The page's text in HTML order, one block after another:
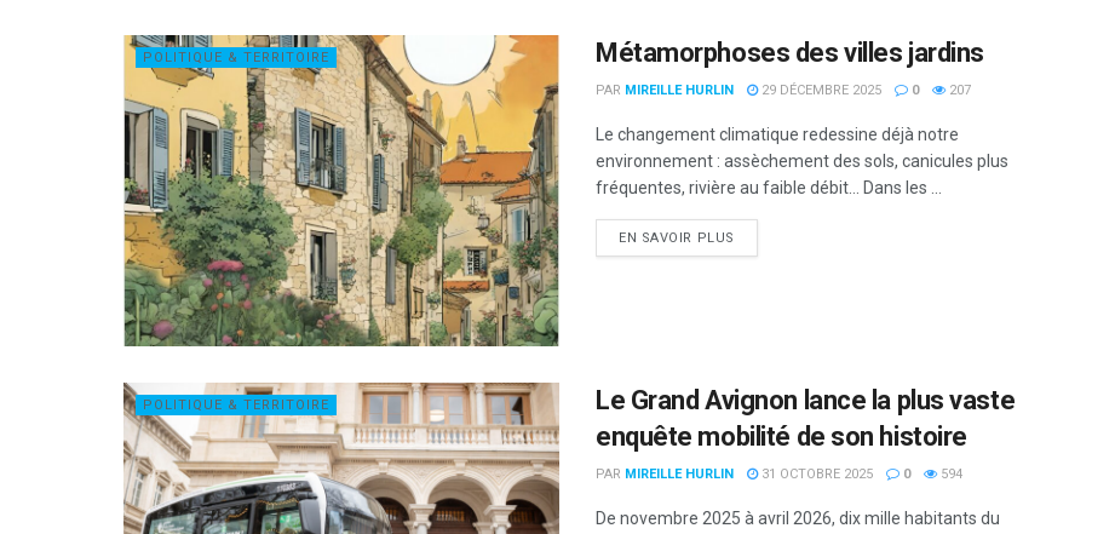
POLITIQUE & TERRITOIRE Métamorphoses des villes jardins
PAR MIREILLE HURLIN 29 DÉCEMBRE 2025 0 207
Le changement climatique redessine déjà notre
environnement : assèchement des sols, canicules plus
fréquentes, rivière au faible débit… Dans les ...
EN SAVOIR PLUS
POLITIQUE & TERRITOIRE
Le Grand Avignon lance la plus vaste
enquête mobilité de son histoire
PAR MIREILLE HURLIN 31 OCTOBRE 2025 0 594
De novembre 2025 à avril 2026, dix mille habitants du